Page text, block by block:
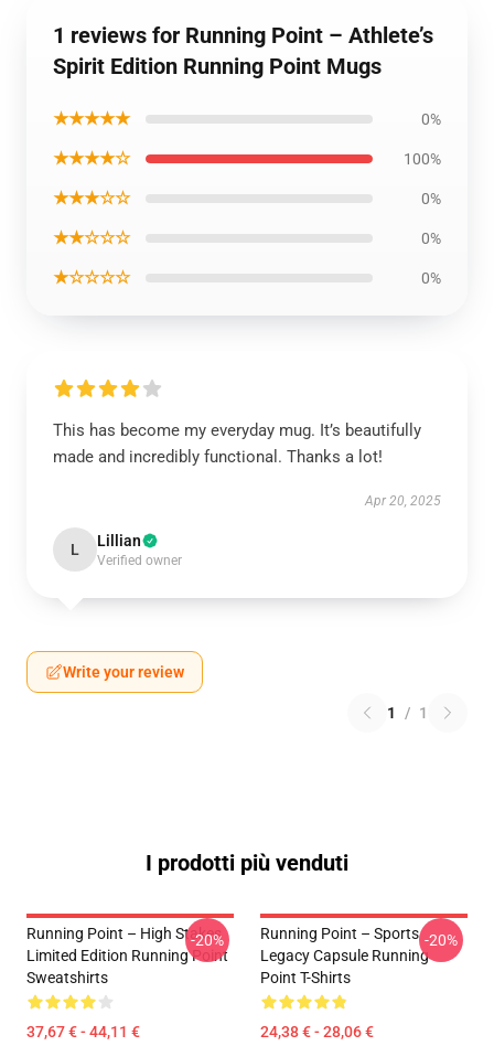
1 reviews for Running Point – Athlete’s
Spirit Edition Running Point Mugs
★★★★★ 0%
★★★★☆ 100%
★★★☆☆ 0%
★★☆☆☆ 0%
★☆☆☆☆ 0%
This has become my everyday mug. It’s beautifully
made and incredibly functional. Thanks a lot!
Apr 20, 2025
L Lillian
Verified owner
Write your review
1 / 1
I prodotti più venduti
Running Point – High Stakes
Limited Edition Running Point
Sweatshirts
37,67 € - 44,11 €
-20%
Running Point – Sports
Legacy Capsule Running
Point T-Shirts
24,38 € - 28,06 €
-20%